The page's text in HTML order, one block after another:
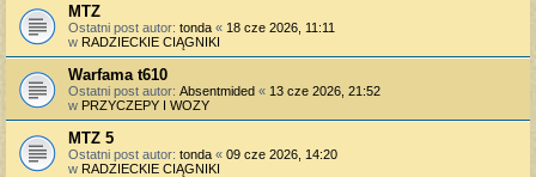
MTZ
Ostatni post autor: tonda « 18 cze 2026, 11:11
w RADZIECKIE CIĄGNIKI
Warfama t610
Ostatni post autor: Absentmided « 13 cze 2026, 21:52
w PRZYCZEPY I WOZY
MTZ 5
Ostatni post autor: tonda « 09 cze 2026, 14:20
w RADZIECKIE CIĄGNIKI